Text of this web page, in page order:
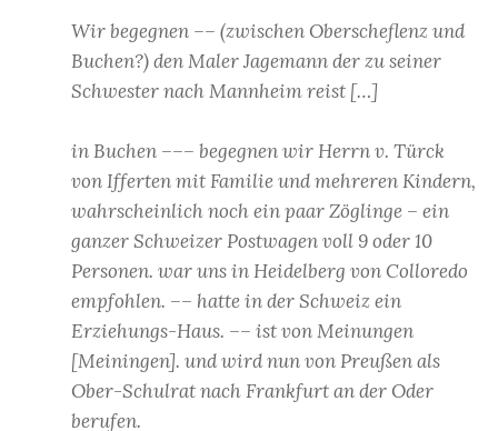
Wir begegnen –– (zwischen Oberscheflenz und
Buchen?) den Maler Jagemann der zu seiner
Schwester nach Mannheim reist […]
in Buchen ––– begegnen wir Herrn v. Türck
von Ifferten mit Familie und mehreren Kindern,
wahrscheinlich noch ein paar Zöglinge – ein
ganzer Schweizer Postwagen voll 9 oder 10
Personen. war uns in Heidelberg von Colloredo
empfohlen. –– hatte in der Schweiz ein
Erziehungs-Haus. –– ist von Meinungen
[Meiningen]. und wird nun von Preußen als
Ober-Schulrat nach Frankfurt an der Oder
berufen.